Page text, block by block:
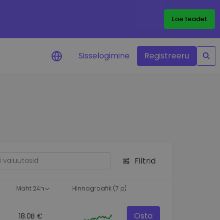
Loe teadet
Sisselogimine Registreeru
Filtrid
Maht 24h Hinnagraafik (7 p)
18.0B € Osta